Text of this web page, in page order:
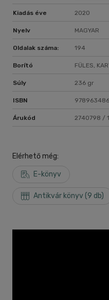
Kiadás éve 2020
Nyelv MAGYAR
Oldalak száma: 194
Borító FÜLES,
Súly 236 gr
ISBN
Árukód 2740798 /
Elérhető még:
E-könyv
Antikvár könyv (9 db)